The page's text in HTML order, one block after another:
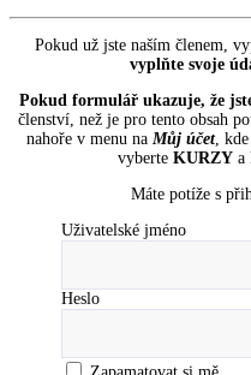
Pokud už jste naším členem,
vyplňte svoje
Pokud formulář ukazuje, že
členství, než je pro tento obsah
nahoře v menu na Můj účet, kde
vyberte KURZYa
Máte potíže s
Uživatelské jméno
Heslo